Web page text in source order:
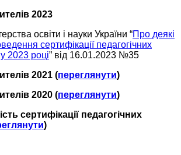
2023
освіти і науки України “Про деякі
сертифікації педагогічних
2023 році” від 16.01.2023 №35
2021 (переглянути)
2020 (переглянути)
сертифікації педагогічних
)